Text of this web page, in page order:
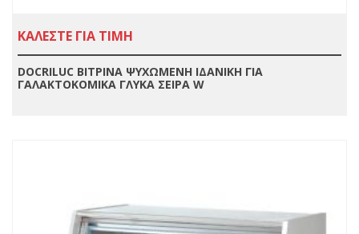
ΚΑΛΕΣΤΕ ΓΙΑ ΤΙΜΗ
DOCRILUC ΒΙΤΡΙΝΑ ΨΥΧΩΜΕΝΗ ΙΔΑΝΙΚΗ ΓΙΑ
ΓΑΛΑΚΤΟΚΟΜΙΚΑ ΓΛΥΚΑ ΣΕΙΡΑ W